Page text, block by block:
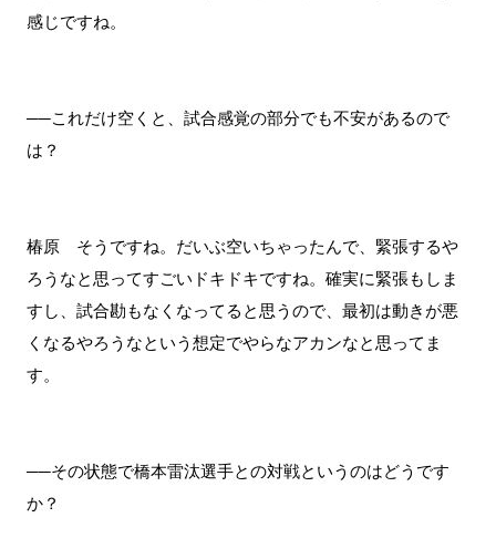
感じですね。
──これだけ空くと、試合感覚の部分でも不安があるので
は？
椿原 そうですね。だいぶ空いちゃったんで、緊張するや
ろうなと思ってすごいドキドキですね。確実に緊張もしま
すし、試合勘もなくなってると思うので、最初は動きが悪
くなるやろうなという想定でやらなアカンなと思ってま
す。
──その状態で橋本雷汰選手との対戦というのはどうです
か？